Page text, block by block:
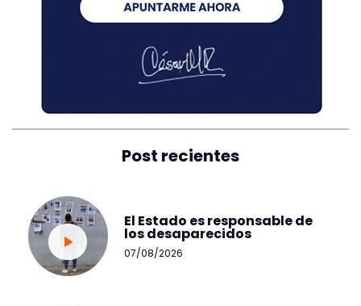
Post recientes
El Estado es responsable de
los desaparecidos
07/08/2026